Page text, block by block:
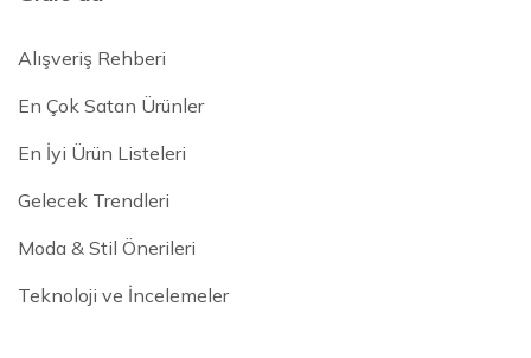
Alışveriş Rehberi
En Çok Satan Ürünler
En İyi Ürün Listeleri
Gelecek Trendleri
Moda & Stil Önerileri
Teknoloji ve İncelemeler